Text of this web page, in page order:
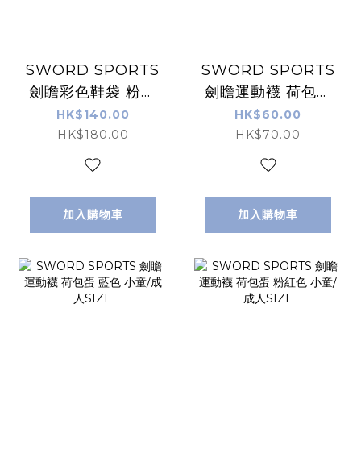
SWORD SPORTS
劍瞻彩色鞋袋 粉紅
色
HK$140.00
HK$180.00
加入購物車
SWORD SPORTS
劍瞻運動襪 荷包蛋
綠色 小童/成人
SIZE
HK$60.00
HK$70.00
加入購物車